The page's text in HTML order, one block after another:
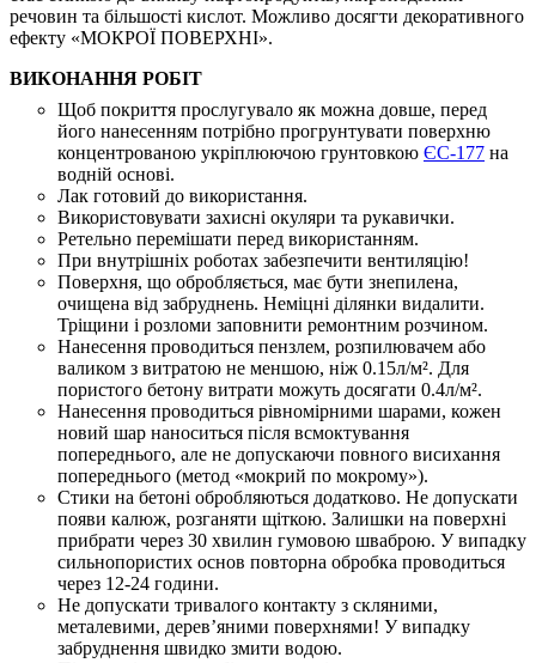
речовин та більшості кислот. Можливо досягти декоративного
ефекту «МОКРОЇ ПОВЕРХНІ».
ВИКОНАННЯ РОБІТ
Щоб покриття прослугувало як можна довше, перед
його нанесенням потрібно прогрунтувати поверхню
концентрованою укріплюючою грунтовкою ЄС-177 на
водній основі.
Лак готовий до використання.
Використовувати захисні окуляри та рукавички.
Ретельно перемішати перед використанням.
При внутрішніх роботах забезпечити вентиляцію!
Поверхня, що обробляється, має бути знепилена,
очищена від забруднень. Неміцні ділянки видалити.
Тріщини і розломи заповнити ремонтним розчином.
Нанесення проводиться пензлем, розпилювачем або
валиком з витратою не меншою, ніж 0.15л/м². Для
пористого бетону витрати можуть досягати 0.4л/м².
Нанесення проводиться рівномірними шарами, кожен
новий шар наноситься після всмоктування
попереднього, але не допускаючи повного висихання
попереднього (метод «мокрий по мокрому»).
Стики на бетоні обробляються додатково. Не допускати
появи калюж, розганяти щіткою. Залишки на поверхні
прибрати через 30 хвилин гумовою шваброю. У випадку
сильнопористих основ повторна обробка проводиться
через 12-24 години.
Не допускати тривалого контакту з скляними,
металевими, дерев’яними поверхнями! У випадку
забруднення швидко змити водою.